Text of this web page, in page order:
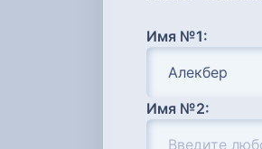
Имя №1:
Имя №2: